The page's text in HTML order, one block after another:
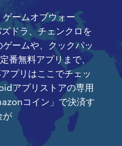
ームオブウォー
ドラ、チェンクロを
ームや、クックパッ
番無料アプリまで、
プリはここでチェッ
アプリストアの専用
コイン」で決済す
が